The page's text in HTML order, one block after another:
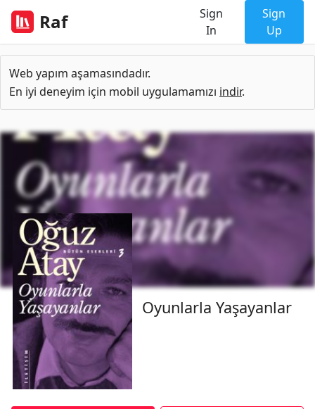
Raf
Sign
In
Sign
Up
Web yapım aşamasındadır.
En iyi deneyim için mobil uygulamamızı indir.
Oyunlarla Yaşayanlar